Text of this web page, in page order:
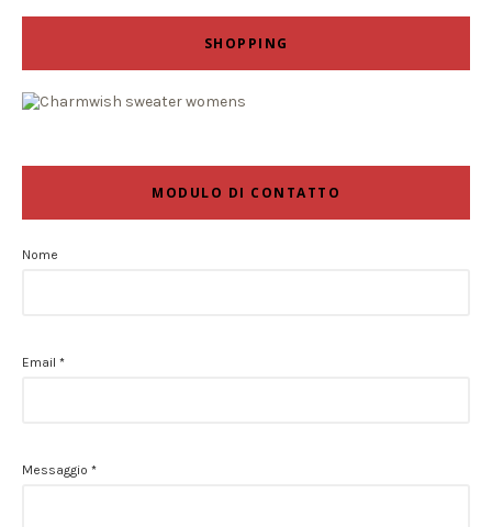
SHOPPING
MODULO DI CONTATTO
Nome
Email *
Messaggio *